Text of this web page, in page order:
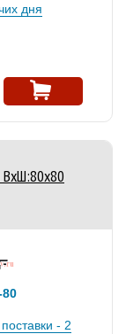
дня
ВхШ:80х80
80
- 2